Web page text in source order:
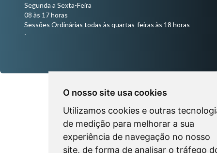
O nosso site usa cookies
Utilizamos cookies e outras
de medição para melhorar a sua
experiência de navegação no nosso
site, de forma de analisar o tráfego
Segunda a Sexta-Feira
08 às 17 horas
Sessões Ordinárias todas às quartas-feiras às 18 horas
-